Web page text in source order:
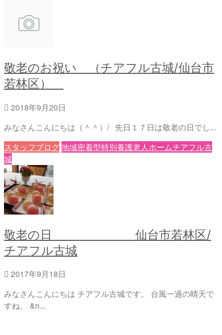
敬老のお祝い （チアフル古城/仙台市
若林区）
2018年9月20日
みなさんこんにちは（＾＾）/ 先日１７日は敬老の日でし...
スタッフブログ地域密着型特別養護老人ホームチアフル古
城
敬老の日 仙台市若林区/
チアフル古城
2017年9月18日
みなさんこんにちは チアフル古城です。 台風一過の晴天で
すね。 &n...